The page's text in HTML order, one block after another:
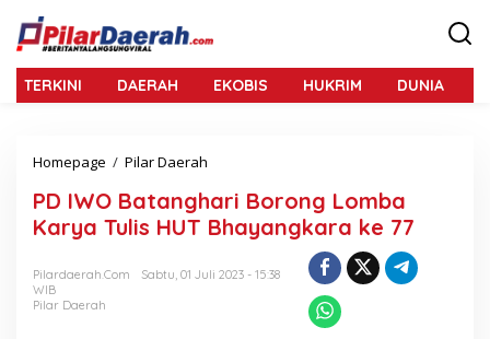
TERKINI DAERAH EKOBIS HUKRIM DUNIA
Homepage / Pilar Daerah
I
W
O
a
PD IWO Batanghari Borong Lomba
Karya Tulis HUT Bhayangkara ke 77
Pilardaerah.com
Sabtu, 01 Juli 2023 - 15:38
WIB
Pilar Daerah